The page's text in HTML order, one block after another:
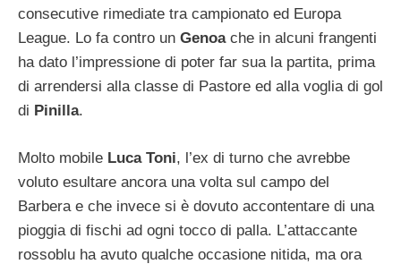
consecutive rimediate tra campionato ed Europa
League. Lo fa contro un Genoache in alcuni frangenti
ha dato l’impressione di poter far sua la partita, prima
di arrendersi alla classe di Pastore ed alla voglia di gol
di Pinilla.
Molto mobile Luca Toni, l’ex di turno che avrebbe
voluto esultare ancora una volta sul campo del
Barbera e che invece si è dovuto accontentare di una
pioggia di fischi ad ogni tocco di palla. L’attaccante
rossoblu ha avuto qualche occasione nitida, ma ora